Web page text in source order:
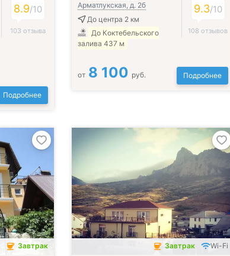
8.9/10
103 отзыва
Подробнее
Арматлукская, д. 2б
До центра 2 км
До Коктебельского
залива 437 м
9.3/10
108 отзывов
от 8 100 руб. Подробнее
Завтрак Завтрак Wi-Fi